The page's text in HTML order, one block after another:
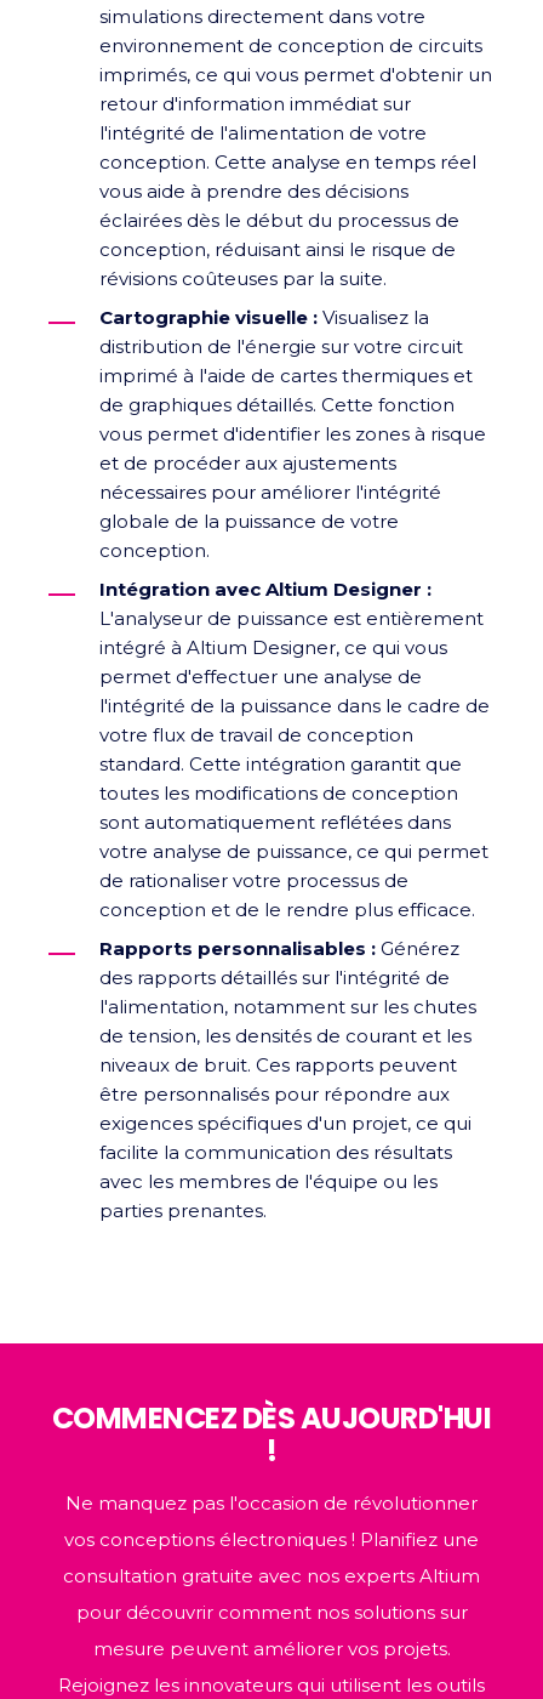
simulations directement dans votre
environnement de conception de circuits
imprimés, ce qui vous permet d'obtenir un
retour d'information immédiat sur
l'intégrité de l'alimentation de votre
conception. Cette analyse en temps réel
vous aide à prendre des décisions
éclairées dès le début du processus de
conception, réduisant ainsi le risque de
révisions coûteuses par la suite.
Cartographie visuelle : Visualisez la
distribution de l'énergie sur votre circuit
imprimé à l'aide de cartes thermiques et
de graphiques détaillés. Cette fonction
vous permet d'identifier les zones à risque
et de procéder aux ajustements
nécessaires pour améliorer l'intégrité
globale de la puissance de votre
conception.
Intégration avec Altium Designer :
L'analyseur de puissance est entièrement
intégré à Altium Designer, ce qui vous
permet d'effectuer une analyse de
l'intégrité de la puissance dans le cadre de
votre flux de travail de conception
standard. Cette intégration garantit que
toutes les modifications de conception
sont automatiquement reflétées dans
votre analyse de puissance, ce qui permet
de rationaliser votre processus de
conception et de le rendre plus efficace.
Rapports personnalisables : Générez
des rapports détaillés sur l'intégrité de
l'alimentation, notamment sur les chutes
de tension, les densités de courant et les
niveaux de bruit. Ces rapports peuvent
être personnalisés pour répondre aux
exigences spécifiques d'un projet, ce qui
facilite la communication des résultats
avec les membres de l'équipe ou les
parties prenantes.
COMMENCEZ DÈS AUJOURD'HUI
!
Ne manquez pas l'occasion de révolutionner
vos conceptions électroniques ! Planifiez une
consultation gratuite avec nos experts Altium
pour découvrir comment nos solutions sur
mesure peuvent améliorer vos projets.
Rejoignez les innovateurs qui utilisent les outils